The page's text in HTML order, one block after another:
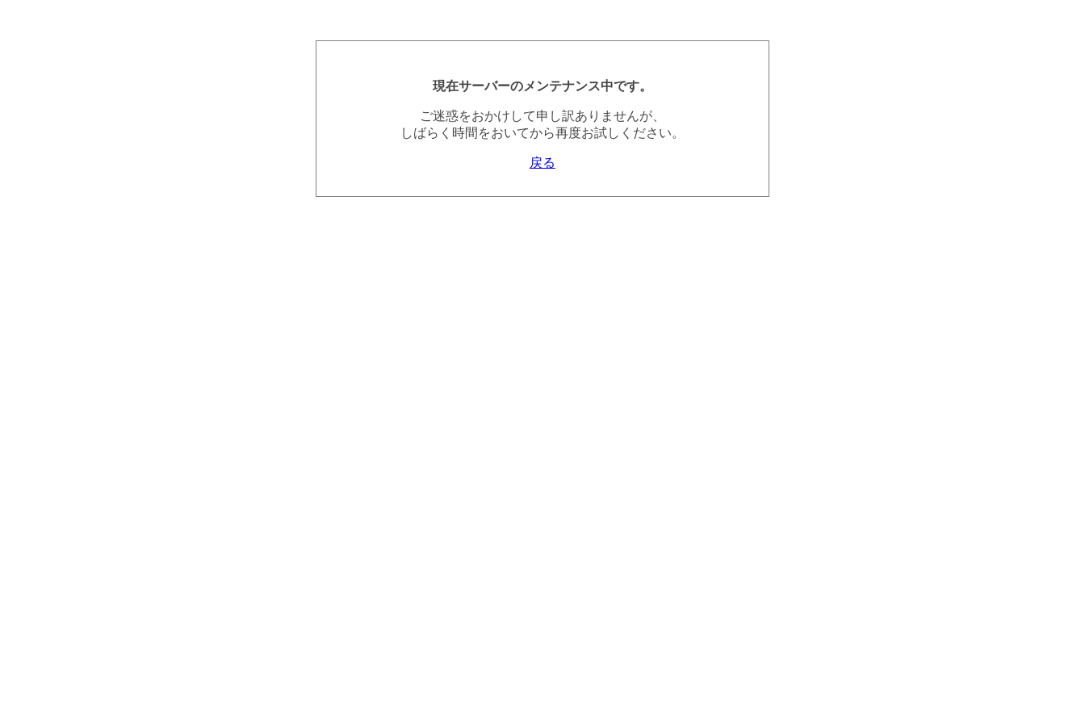
現在サーバーのメンテナンス中です。
ご迷惑をおかけして申し訳ありませんが、
しばらく時間をおいてから再度お試しください。
戻る